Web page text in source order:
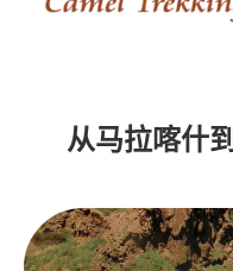
从马拉喀什